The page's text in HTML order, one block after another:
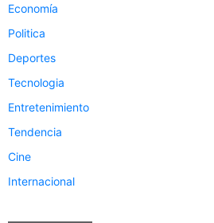
Economía
Politica
Deportes
Tecnologia
Entretenimiento
Tendencia
Cine
Internacional